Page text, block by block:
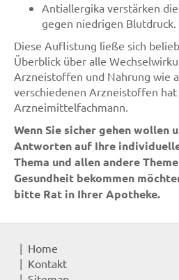
Antiallergika verstärken
gegen niedrigen Blutdruck.
Diese Auflistung ließe sich
Überblick über alle
Arzneistoffen und Nahrung wie
verschiedenen Arzneistoffen
Arzneimittelfachmann.
Wenn Sie sicher gehen wollen
Antworten auf Ihre
Thema und allen andere
Gesundheit bekommen
bitte Rat in Ihrer Apotheke.
Home
Kontakt